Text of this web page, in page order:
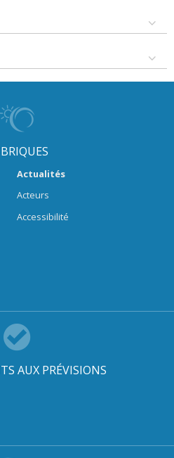
Actualités
Acteurs
Accessibilité
AUX PRÉVISIONS